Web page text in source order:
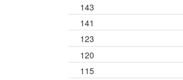
143
141
123
120
115